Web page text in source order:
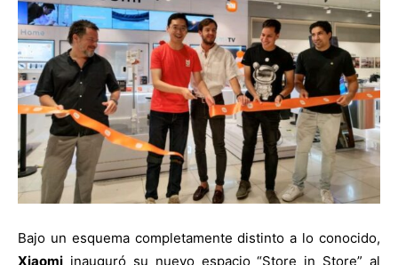
Bajo un esquema completamente distinto a lo conocido,
Xiaomi inauguró su nuevo espacio “Store in Store” al